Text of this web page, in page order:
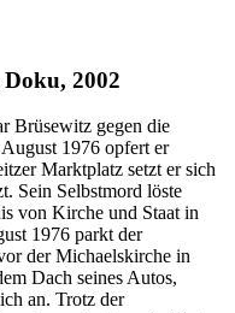
Doku, 2002
Brüsewitz gegen die
1976 opfert er
Marktplatz setzt er sich
Sein Selbstmord löste
von Kirche und Staat in
1976 parkt der
der Michaelskirche in
Dach seines Autos,
an. Trotz der